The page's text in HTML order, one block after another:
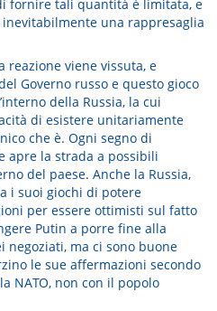
fornire tali quantità è limitata, e
una rappresaglia
reazione viene vissuta, e
Governo russo e questo gioco
della Russia, la cui
di esistere unitariamente
che è. Ogni segno di
apre la strada a possibili
del paese. Anche la Russia,
i suoi giochi di potere
per essere ottimisti sul fatto
Putin a porre fine alla
negoziati, ma ci sono buone
le sue affermazioni secondo
NATO, non con il popolo